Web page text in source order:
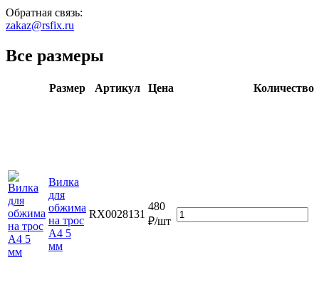
Обратная связь:
zakaz@rsfix.ru
Все размеры
Размер Артикул Цена Количество
Вилка
для
обжима
на трос
А4 5
мм
RX0028131
480
₽/шт